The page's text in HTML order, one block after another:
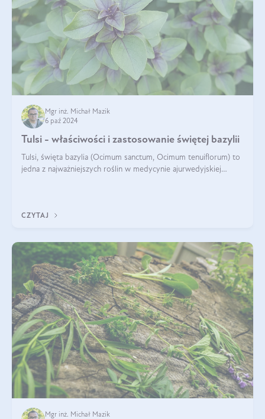
Mgr inż. Michał Mazik
6 paź 2024
Tulsi - właściwości i zastosowanie świętej bazylii
Tulsi, święta bazylia (Ocimum sanctum, Ocimum tenuiflorum) to
jedna z najważniejszych roślin w medycynie ajurwedyjskiej
CZYTAJ
Mgr inż. Michał Mazik